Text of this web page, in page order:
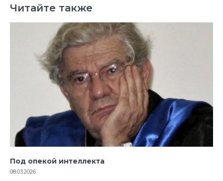
Читайте также
Под опекой интеллекта
08.03.2026